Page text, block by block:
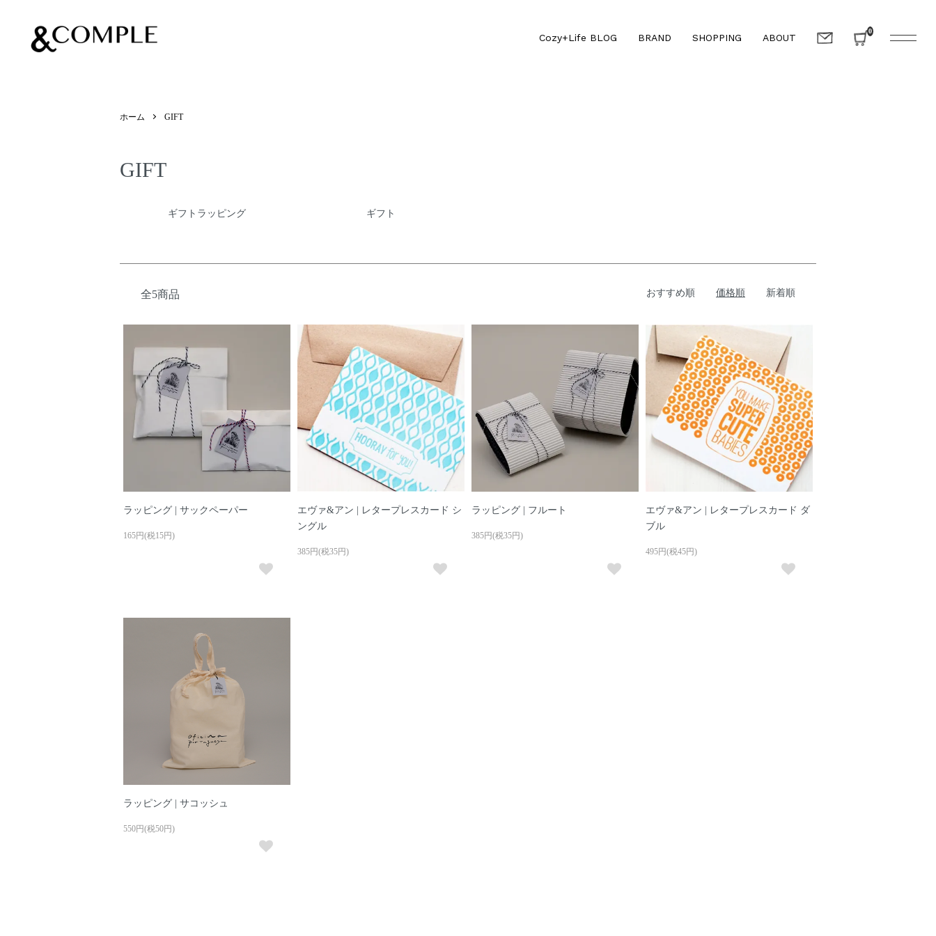
Cozy+Life BLOG BRAND SHOPPING ABOUT
0
ホーム GIFT
GIFT
カテゴリー一覧ギフトラッピング ギフト
全5商品 おすすめ順 価格順 新着順
ラッピング | サックペーパー
165円(税15円)
エヴァ&アン | レタープレスカード シ
ングル
385円(税35円)
ラッピング | フルート
385円(税35円)
エヴァ&アン | レタープレスカード ダ
ブル
495円(税45円)
ラッピング | サコッシュ
550円(税50円)